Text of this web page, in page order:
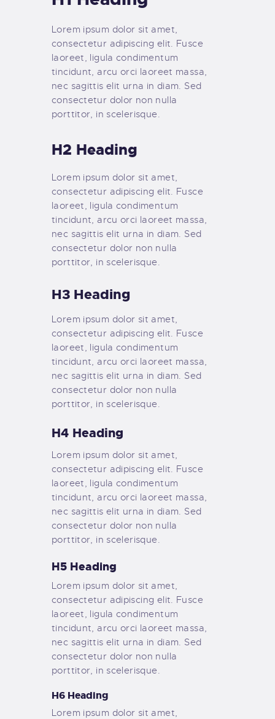
GALLERY
COOKIE POLICY (EU)
Lorem ipsum dolor sit amet,
consectetur adipiscing elit. Fusce
laoreet, ligula condimentum
tincidunt, arcu orci laoreet massa,
nec sagittis elit urna in diam. Sed
consectetur dolor non nulla
porttitor, in scelerisque.
H2 Heading
Lorem ipsum dolor sit amet,
consectetur adipiscing elit. Fusce
laoreet, ligula condimentum
tincidunt, arcu orci laoreet massa,
nec sagittis elit urna in diam. Sed
consectetur dolor non nulla
porttitor, in scelerisque.
H3 Heading
Lorem ipsum dolor sit amet,
consectetur adipiscing elit. Fusce
laoreet, ligula condimentum
tincidunt, arcu orci laoreet massa,
nec sagittis elit urna in diam. Sed
consectetur dolor non nulla
porttitor, in scelerisque.
H4 Heading
Lorem ipsum dolor sit amet,
consectetur adipiscing elit. Fusce
laoreet, ligula condimentum
tincidunt, arcu orci laoreet massa,
nec sagittis elit urna in diam. Sed
consectetur dolor non nulla
porttitor, in scelerisque.
H5 Heading
Lorem ipsum dolor sit amet,
consectetur adipiscing elit. Fusce
laoreet, ligula condimentum
tincidunt, arcu orci laoreet massa,
nec sagittis elit urna in diam. Sed
consectetur dolor non nulla
porttitor, in scelerisque.
H6 Heading
Lorem ipsum dolor sit amet,